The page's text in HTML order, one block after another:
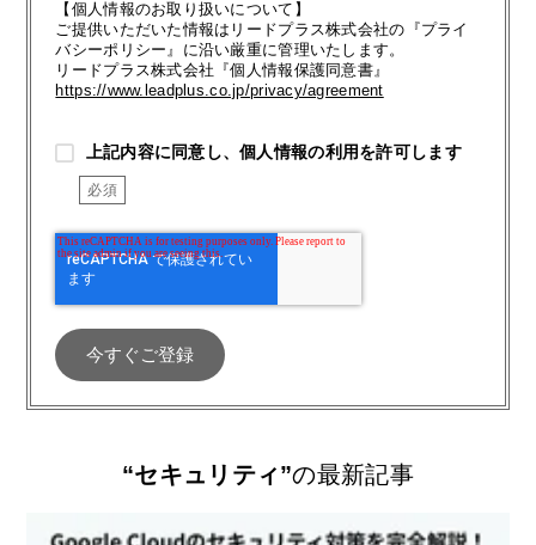
【個人情報のお取り扱いについて】
ご提供いただいた情報はリードプラス株式会社の『プライ
バシーポリシー』に沿い厳重に管理いたします。
リードプラス株式会社『個人情報保護同意書』
https://www.leadplus.co.jp/privacy/agreement
上記内容に同意し、個人情報の利用を許可します
“セキュリティ”の最新記事